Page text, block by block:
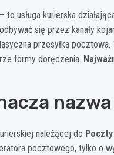
to usługa kurierska
się przez kanały
przesyłka
formy doręczenia.
należącej do
pocztowego, tylko o